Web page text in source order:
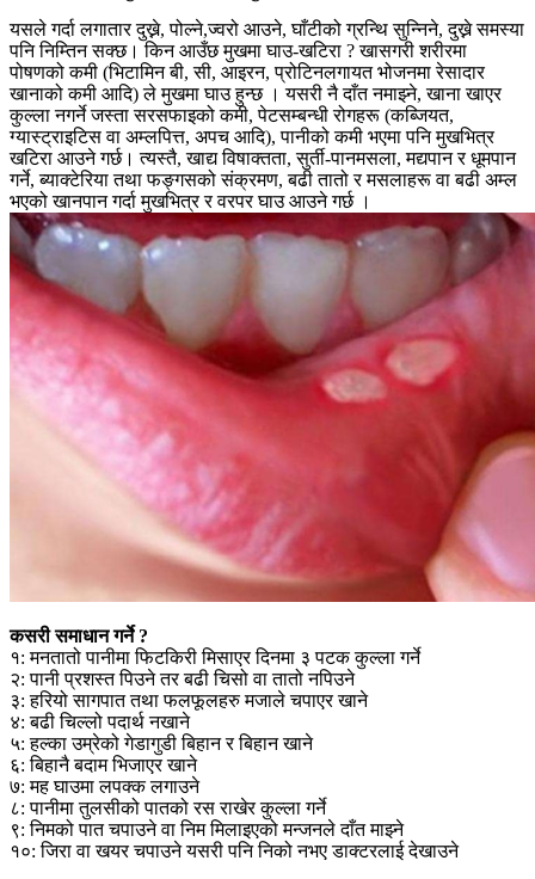
यसले गर्दा लगातार दुख्ने, पोल्ने,ज्वरो आउने, घाँटीको ग्रन्थि सुन्निने, दुख्ने समस्या
पनि निम्तिन सक्छ। किन आउँछ मुखमा घाउ-खटिरा ? खासगरी शरीरमा
पोषणको कमी (भिटामिन बी, सी, आइरन, प्रोटिनलगायत भोजनमा रेसादार
खानाको कमी आदि) ले मुखमा घाउ हुन्छ । यसरी नै दाँत नमाझ्ने, खाना खाएर
कुल्ला नगर्ने जस्ता सरसफाइको कमी, पेटसम्बन्धी रोगहरू (कब्जियत,
ग्यास्ट्राइटिस वा अम्लपित्त, अपच आदि), पानीको कमी भएमा पनि मुखभित्र
खटिरा आउने गर्छ। त्यस्तै, खाद्य विषाक्तता, सुर्ती-पानमसला, मद्यपान र धूमपान
गर्ने, ब्याक्टेरिया तथा फङ्गसको संक्रमण, बढी तातो र मसलाहरू वा बढी अम्ल
भएको खानपान गर्दा मुखभित्र र वरपर घाउ आउने गर्छ ।
कसरी समाधान गर्ने ?
१: मनतातो पानीमा फिटकिरी मिसाएर दिनमा ३ पटक कुल्ला गर्ने
२: पानी प्रशस्त पिउने तर बढी चिसो वा तातो नपिउने
३: हरियो सागपात तथा फलफूलहरु मजाले चपाएर खाने
४: बढी चिल्लो पदार्थ नखाने
५: हल्का उम्रेको गेडागुडी बिहान र बिहान खाने
६: बिहानै बदाम भिजाएर खाने
७: मह घाउमा लपक्क लगाउने
८: पानीमा तुलसीको पातको रस राखेर कुल्ला गर्ने
९: निमको पात चपाउने वा निम मिलाइएको मन्जनले दाँत माझ्ने
१०: जिरा वा खयर चपाउने यसरी पनि निको नभए डाक्टरलाई देखाउने